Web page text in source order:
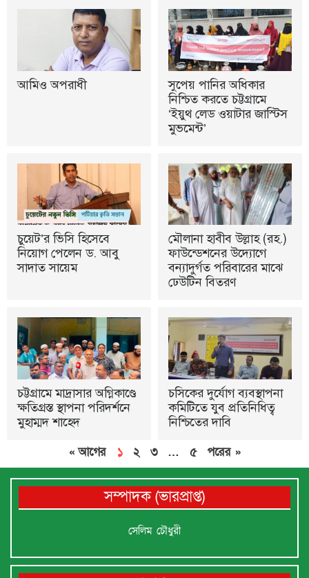
আমিও অপরাধী
সুপেয় পানির অধিকার
নিশ্চিত করতে চট্টগ্রামে
‘ইয়ুথ লেড ওয়াটার জাস্টিস
মুভমেন্ট’
চুয়েট’র ভিসি হিসেবে
নিয়োগ পেলেন ড. আবু
সাদাত সায়েম
মৌলানা হাবীব উল্লাহ (রহ.)
ফাউন্ডেশনের উদ্যোগে
বন্যাদুর্গত পরিবারের মাঝে
ঢেউটিন বিতরণ
চট্টগ্রামে মাদ্রাসার অগ্নিকাণ্ডে
ক্ষতিগ্রস্ত স্থাপনা পরিদর্শনে
মুহাম্মদ শাহেদ
চসিকের দুর্যোগ ব্যবস্থাপনা
কমিটিতে যুব প্রতিনিধিত্ব
নিশ্চিতের দাবি
« আগের ১ ২ ৩ … ৫ পরের »
সম্পাদক (ভারপ্রাপ্ত)
সেলিম চৌধুরী